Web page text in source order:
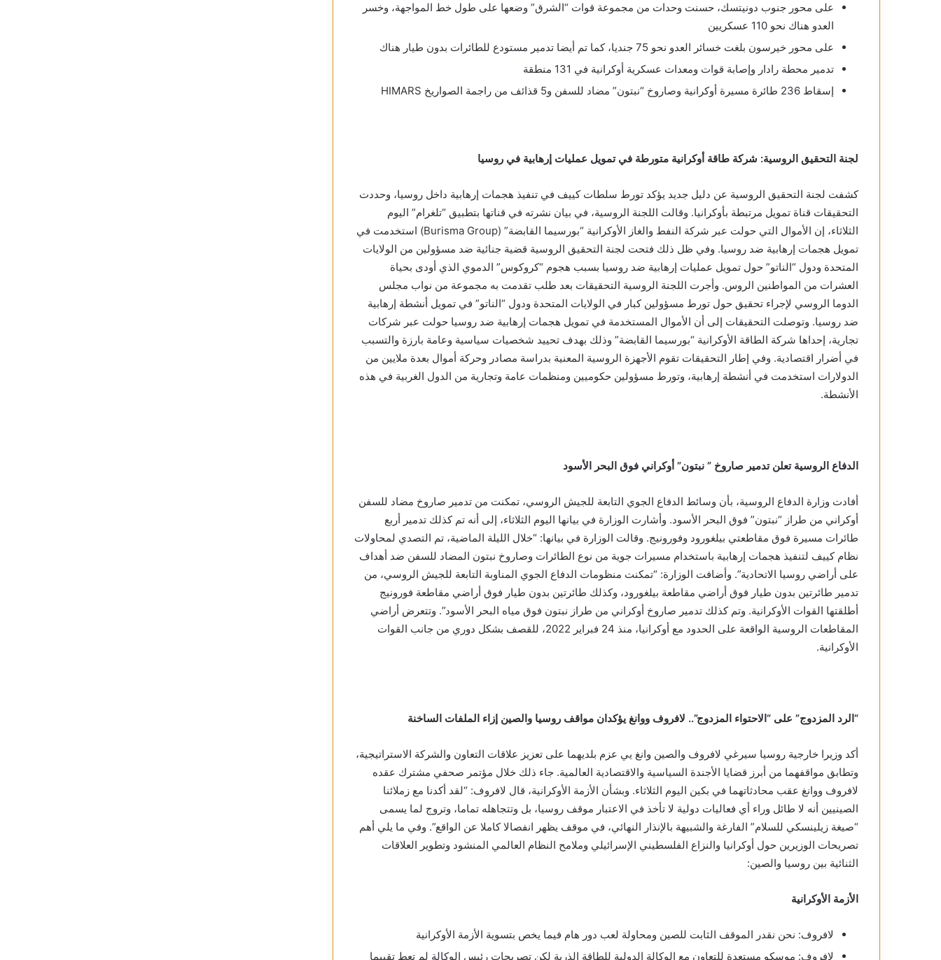
على محور جنوب دونيتسك، حسنت وحدات من مجموعة قوات “الشرق” وضعها على طول خط المواجهة، وخسر
العدو هناك نحو 110 عسكريين
على محور خيرسون بلغت خسائر العدو نحو 75 جنديا، كما تم أيضا تدمير مستودع للطائرات بدون طيار هناك
تدمير محطة رادار وإصابة قوات ومعدات عسكرية أوكرانية في 131 منطقة
إسقاط 236 طائرة مسيرة أوكرانية وصاروخ “نبتون” مضاد للسفن و5 قذائف من راجمة الصواريخ HIMARS
لجنة التحقيق الروسية: شركة طاقة أوكرانية متورطة في تمويل عمليات إرهابية في روسيا
كشفت لجنة التحقيق الروسية عن دليل جديد يؤكد تورط سلطات كييف في تنفيذ هجمات إرهابية داخل روسيا، وحددت
التحقيقات قناة تمويل مرتبطة بأوكرانيا. وقالت اللجنة الروسية، في بيان نشرته في قناتها بتطبيق “تلغرام” اليوم
الثلاثاء، إن الأموال التي حولت عبر شركة النفط والغاز الأوكرانية “بورسيما القابضة” (Burisma Group) استخدمت في
تمويل هجمات إرهابية ضد روسيا. وفي ظل ذلك فتحت لجنة التحقيق الروسية قضية جنائية ضد مسؤولين من الولايات
المتحدة ودول “الناتو” حول تمويل عمليات إرهابية ضد روسيا بسبب هجوم “كروكوس” الدموي الذي أودى بحياة
العشرات من المواطنين الروس. وأجرت اللجنة الروسية التحقيقات بعد طلب تقدمت به مجموعة من نواب مجلس
الدوما الروسي لإجراء تحقيق حول تورط مسؤولين كبار في الولايات المتحدة ودول “الناتو” في تمويل أنشطة إرهابية
ضد روسيا. وتوصلت التحقيقات إلى أن الأموال المستخدمة في تمويل هجمات إرهابية ضد روسيا حولت عبر شركات
تجارية، إحداها شركة الطاقة الأوكرانية “بورسيما القابضة” وذلك بهدف تحييد شخصيات سياسية وعامة بارزة والتسبب
في أضرار اقتصادية. وفي إطار التحقيقات تقوم الأجهزة الروسية المعنية بدراسة مصادر وحركة أموال بعدة ملايين من
الدولارات استخدمت في أنشطة إرهابية، وتورط مسؤولين حكوميين ومنظمات عامة وتجارية من الدول الغربية في هذه
الأنشطة.
الدفاع الروسية تعلن تدمير صاروخ ” نبتون” أوكراني فوق البحر الأسود
أفادت وزارة الدفاع الروسية، بأن وسائط الدفاع الجوي التابعة للجيش الروسي، تمكنت من تدمير صاروخ مضاد للسفن
أوكراني من طراز “نبتون” فوق البحر الأسود. وأشارت الوزارة في بيانها اليوم الثلاثاء، إلى أنه تم كذلك تدمير أربع
طائرات مسيرة فوق مقاطعتي بيلغورود وفورونيج. وقالت الوزارة في بيانها: “خلال الليلة الماضية، تم التصدي لمحاولات
نظام كييف لتنفيذ هجمات إرهابية باستخدام مسيرات جوية من نوع الطائرات وصاروخ نبتون المضاد للسفن ضد أهداف
على أراضي روسيا الاتحادية”. وأضافت الوزارة: “تمكنت منظومات الدفاع الجوي المناوبة التابعة للجيش الروسي، من
تدمير طائرتين بدون طيار فوق أراضي مقاطعة بيلغورود، وكذلك طائرتين بدون طيار فوق أراضي مقاطعة فورونيج
أطلقتها القوات الأوكرانية. وتم كذلك تدمير صاروخ أوكراني من طراز نبتون فوق مياه البحر الأسود”. وتتعرض أراضي
المقاطعات الروسية الواقعة على الحدود مع أوكرانيا، منذ 24 فبراير 2022، للقصف بشكل دوري من جانب القوات
الأوكرانية.
“الرد المزدوج” على “الاحتواء المزدوج”.. لافروف ووانغ يؤكدان مواقف روسيا والصين إزاء الملفات الساخنة
أكد وزيرا خارجية روسيا سيرغي لافروف والصين وانغ يي عزم بلديهما على تعزيز علاقات التعاون والشركة الاستراتيجية،
وتطابق مواقفهما من أبرز قضايا الأجندة السياسية والاقتصادية العالمية. جاء ذلك خلال مؤتمر صحفي مشترك عقده
لافروف ووانغ عقب محادثاتهما في بكين اليوم الثلاثاء. وبشأن الأزمة الأوكرانية، قال لافروف: “لقد أكدنا مع زملائنا
الصينيين أنه لا طائل وراء أي فعاليات دولية لا تأخذ في الاعتبار موقف روسيا، بل وتتجاهله تماما، وتروج لما يسمى
“صيغة زيلينسكي للسلام” الفارغة والشبيهة بالإنذار النهائي، في موقف يظهر انفصالا كاملا عن الواقع”. وفي ما يلي أهم
تصريحات الوزيرين حول أوكرانيا والنزاع الفلسطيني الإسرائيلي وملامح النظام العالمي المنشود وتطوير العلاقات
الثنائية بين روسيا والصين:
الأزمة الأوكرانية
لافروف: نحن نقدر الموقف الثابت للصين ومحاولة لعب دور هام فيما يخص بتسوية الأزمة الأوكرانية
لافروف: موسكو مستعدة للتعاون مع الوكالة الدولية للطاقة الذرية لكن تصريحات رئيس الوكالة لم تعط تقييما